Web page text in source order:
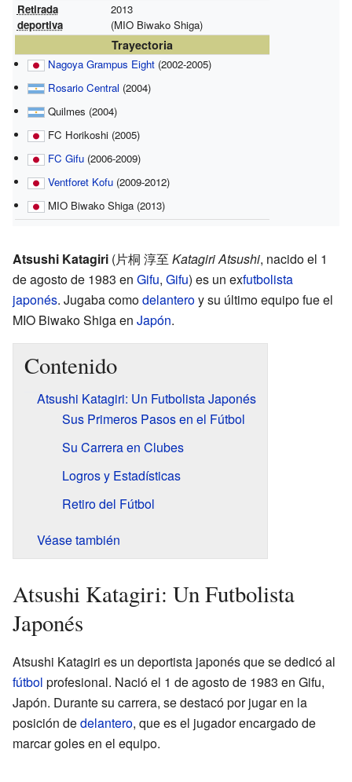
Retirada
deportiva
2013
(MIO Biwako Shiga)
Trayectoria
Nagoya Grampus Eight (2002-2005)
Rosario Central (2004)
Quilmes (2004)
FC Horikoshi (2005)
FC Gifu (2006-2009)
Ventforet Kofu (2009-2012)
MIO Biwako Shiga (2013)
Atsushi Katagiri (片桐 淳至 Katagiri Atsushi, nacido el 1
de agosto de 1983 en Gifu, Gifu) es un exfutbolista
japonés. Jugaba comodelanteroy su último equipo fue el
MIO Biwako Shiga en Japón.
Contenido
Atsushi Katagiri: Un Futbolista Japonés
Sus Primeros Pasos en el Fútbol
Su Carrera en Clubes
Logros y Estadísticas
Retiro del Fútbol
Véase también
Atsushi Katagiri: Un Futbolista
Japonés
Atsushi Katagiri es un deportista japonés que se dedicó al
fútbol profesional. Nació el 1 de agosto de 1983 en Gifu,
Japón. Durante su carrera, se destacó por jugar en la
posición dedelantero, que es el jugador encargado de
marcar goles en el equipo.